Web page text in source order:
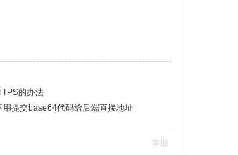
的办法
提交base64代码给后端直接地址
举报